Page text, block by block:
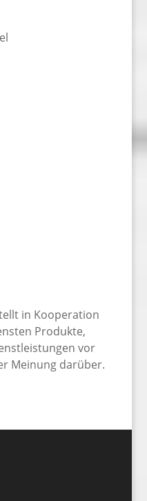
in Kooperation
Produkte,
vor
Meinung darüber.